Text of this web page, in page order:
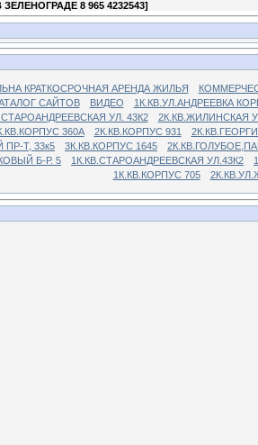
8 965 4232543]
КРАТКОСРОЧНАЯ АРЕНДА ЖИЛЬЯ
САЙТОВ ВИДЕО
1К.КВ.УЛ.АНДРЕЕВКА
УЛ. 43К2
2К.КВ.ЖИЛИНСКАЯ
360А 2К.КВ.КОРПУС 931
ПР-Т, 33к5
3К.КВ.КОРПУС 1645
Б-Р. 5
1К.КВ.СТАРОАНДРЕЕВСКАЯ УЛ.43К2
1К.КВ.КОРПУС 705